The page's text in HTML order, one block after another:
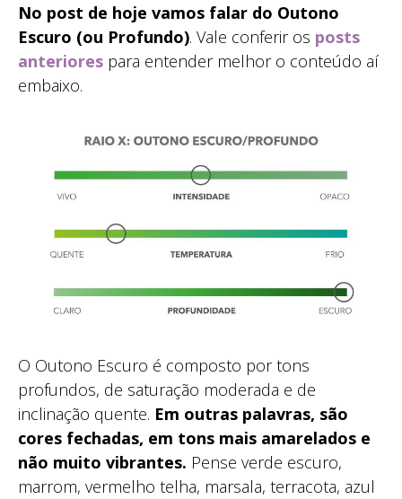
No post de hoje vamos falar do Outono
Escuro (ou Profundo). Vale conferir os posts
anteriores para entender melhor o conteúdo aí
embaixo.
O Outono Escuro é composto por tons
profundos, de saturação moderada e de
inclinação quente. Em outras palavras, são
cores fechadas, em tons mais amarelados e
não muito vibrantes. Pense verde escuro,
marrom, vermelho telha, marsala, terracota, azul